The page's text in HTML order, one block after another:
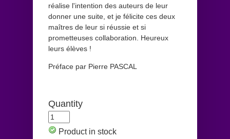
réalise l'intention des auteurs de leur
donner une suite, et je félicite ces deux
maîtres de leur si réussie et si
prometteuses collaboration. Heureux
leurs élèves !
Préface par Pierre PASCAL
Quantity
Product in stock